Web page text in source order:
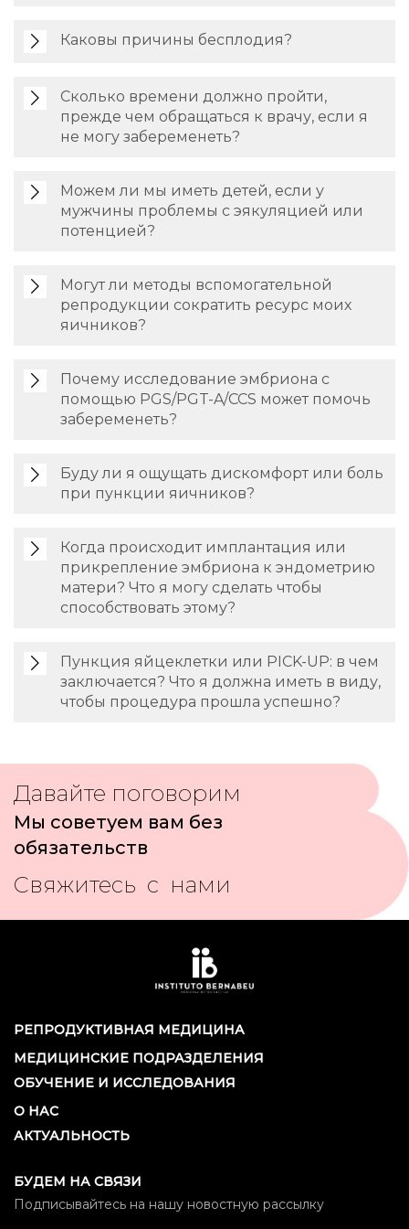
Каковы причины бесплодия?
Сколько времени должно пройти,
прежде чем обращаться к врачу, если я
не могу забеременеть?
Можем ли мы иметь детей, если у
мужчины проблемы с эякуляцией или
потенцией?
Могут ли методы вспомогательной
репродукции сократить ресурс моих
яичников?
Почему исследование эмбриона с
помощью PGS/PGT-A/CCS может помочь
забеременеть?
Буду ли я ощущать дискомфорт или боль
при пункции яичников?
Когда происходит имплантация или
прикрепление эмбриона к эндометрию
матери? Что я могу сделать чтобы
способствовать этому?
Пункция яйцеклетки или PICK-UP: в чем
заключается? Что я должна иметь в виду,
чтобы процедура прошла успешно?
Давайте поговорим
Мы советуем вам без
обязательств
Свяжитесь с нами
РЕПРОДУКТИВНАЯ МЕДИЦИНА
МЕДИЦИНСКИЕ ПОДРАЗДЕЛЕНИЯ
ОБУЧЕНИЕ И ИССЛЕДОВАНИЯ
О НАС
АКТУАЛЬНОСТЬ
БУДЕМ НА СВЯЗИ
Подписывайтесь на нашу новостную рассылку